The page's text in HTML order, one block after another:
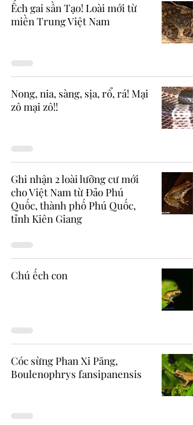
Ếch gai sần Tạo! Loài mới từ
miền Trung Việt Nam
Nong, nia, sàng, sịa, rổ, rá! Mại
zô mại zô!!
Ghi nhận 2 loài lưỡng cư mới
cho Việt Nam từ Đảo Phú
Quốc, thành phố Phú Quốc,
tỉnh Kiên Giang
Chú ếch con
Cóc sừng Phan Xi Păng,
Boulenophrys fansipanensis